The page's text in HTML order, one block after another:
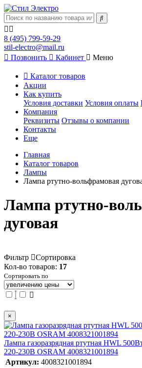
8 (495) 799-59-29
stil-electro@mail.ru
Позвонить
Кабинет Меню
Каталог товаров
Акции
Как купить
Условия доставки Условия оплаты
Компания
Реквизиты Отзывы о компании
Контакты
Еще
Главная
Каталог товаров
Лампы
Лампа ртутно-вольфрамовая
Лампа ртутно-
дуговая
Фильтр
Сортировка
Кол-во товаров: 17
Сортировать по
×
Лампа газоразрядная ртутная HWL
220-230В OSRAM 4008321001894
Артикул: 4008321001894